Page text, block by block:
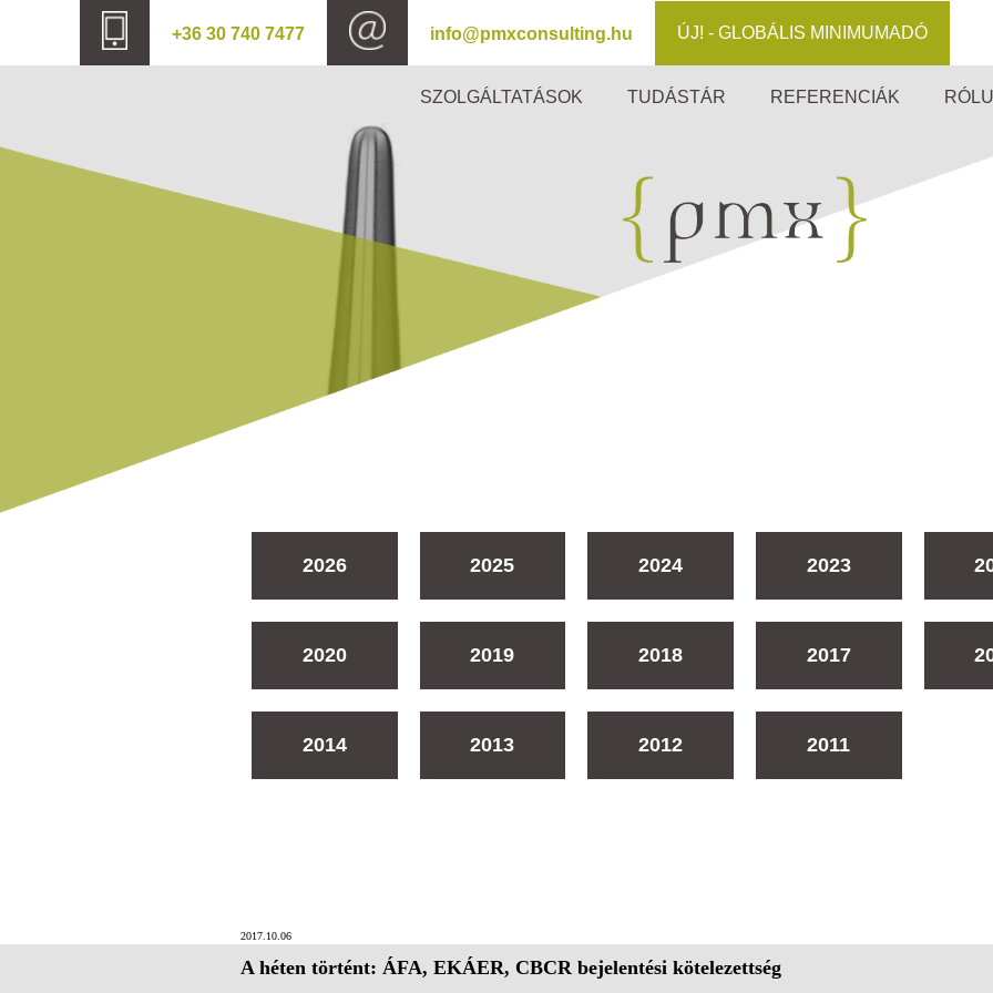
+36 30 740 7477 info@pmxconsulting.hu ÚJ! - GLOBÁLIS MINIMUMADÓ
SZOLGÁLTATÁSOK TUDÁSTÁR REFERENCIÁK
2026 2025 2024 2023
2020 2019 2018 2017
2014 2013 2012 2011
2017.10.06
A héten történt: ÁFA, EKÁER, CBCR bejelentési kötelezettség